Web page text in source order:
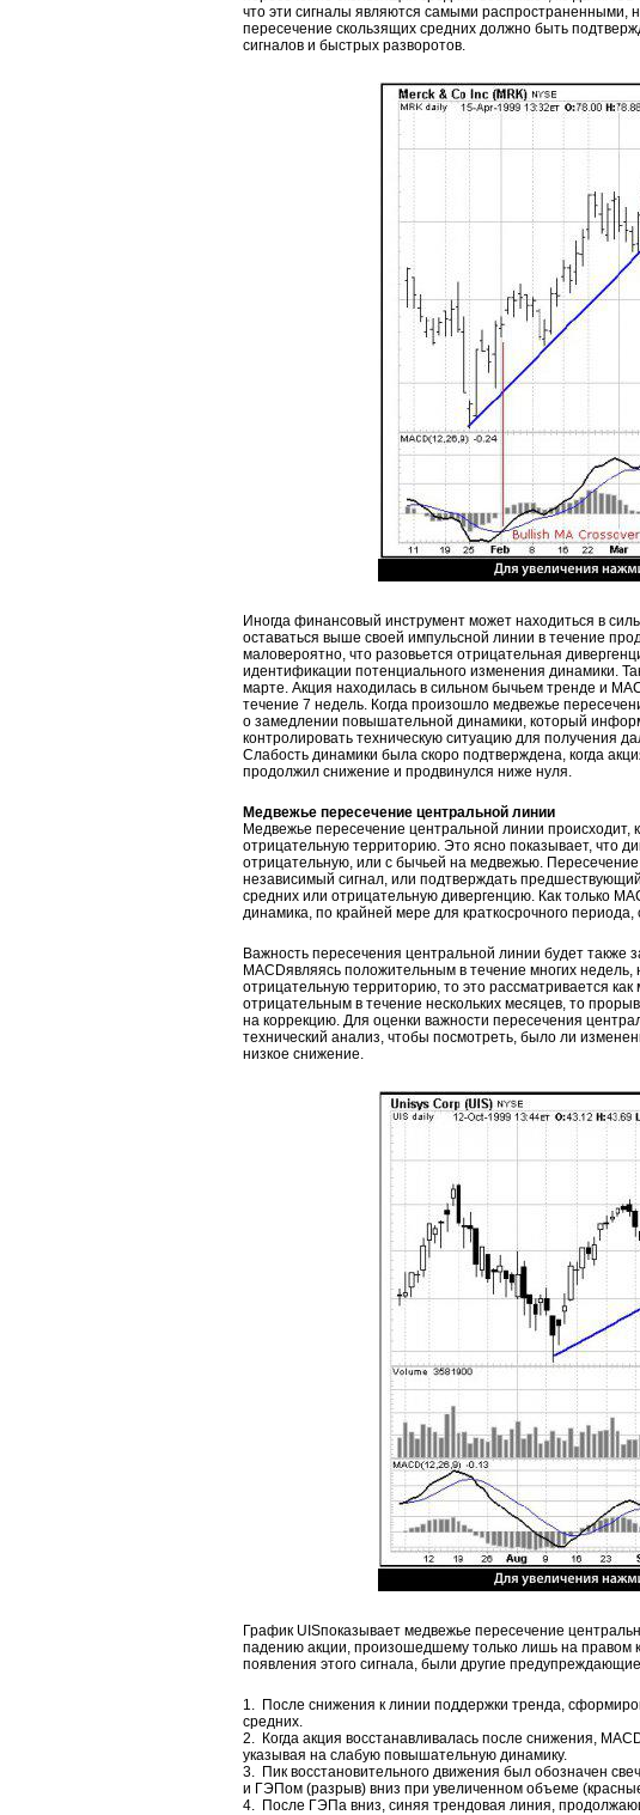
что эти сигналы являются самыми распространенными,
пересечение скользящих средних должно быть
сигналов и быстрых разворотов.
Иногда финансовый инструмент может находиться в
оставаться выше своей импульсной линии в течение
маловероятно, что разовьется отрицательная
идентификации потенциального изменения динамики.
марте. Акция находилась в сильном бычьем тренде и
течение 7 недель. Когда произошло медвежье
о замедлении повышательной динамики, который
контролировать техническую ситуацию для получения
Слабость динамики была скоро подтверждена, когда
продолжил снижение и продвинулся ниже нуля.
Медвежье пересечение центральной линии
Медвежье пересечение центральной линии происходит,
отрицательную территорию. Это ясно показывает, что
отрицательную, или с бычьей на медвежью.
независимый сигнал, или подтверждать
средних или отрицательную дивергенцию. Как только
динамика, по крайней мере для краткосрочного
Важность пересечения центральной линии будет также
MACDявляясь положительным в течение многих
отрицательную территорию, то это рассматривается
отрицательным в течение нескольких месяцев, то
на коррекцию. Для оценки важности пересечения
технический анализ, чтобы посмотреть, было ли
низкое снижение.
График UISпоказывает медвежье пересечение
падению акции, произошедшему только лишь на правом
появления этого сигнала, были другие
1. После снижения к линии поддержки тренда,
средних.
2. Когда акция восстанавливалась после снижения,
указывая на слабую повышательную динамику.
3. Пик восстановительного движения был обозначен
и ГЭПом (разрыв) вниз при увеличенном объеме
4. После ГЭПа вниз, синяя трендовая линия,